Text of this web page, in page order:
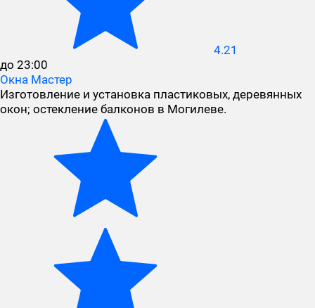
4.21
до 23:00
Окна Мастер
Изготовление и установка пластиковых, деревянных
окон; остекление балконов в Могилеве.